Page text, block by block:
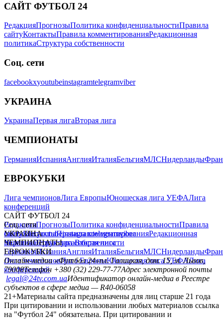
САЙТ ФУТБОЛ 24
РедакцияПрогнозыПолитика конфиденциальностиПравила
сайтуКонтактыПравила комментированияРедакционная
политикаСтруктура собственности
Соц. сети
facebookxyoutubeinstagramtelegramviber
УКРАИНА
УкраинаПервая лигаВторая лига
ЧЕМПИОНАТЫ
ГерманияИспанияАнглияИталияБельгияМЛСНидерланды
ЕВРОКУБКИ
Лига чемпионовЛига ЕвропыЮношеская лига УЕФАЛига
конференций
САЙТ ФУТБОЛ 24
РедакцияПрогнозыПолитика конфиденциальностиПравила
сайтуКонтактыПравила комментированияРедакционная
политикаСтруктура собственности
Соц. сети
facebookxyoutubeinstagramtelegramviber
УКРАИНА
УкраинаПервая лигаВторая лига
ЧЕМПИОНАТЫ
ГерманияИспанияАнглияИталияБельгияМЛСНидерланды
ЕВРОКУБКИ
Лига чемпионовЛига ЕвропыЮношеская лига УЕФАЛига
конференций
Онлайн-медиа «Футбол 24»пл. Галицкая, дом. 15, м. Львов,
79008Телефон +380 (32) 229-77-77Адрес электронной почты
legal@24tv.com.uaИдентификатор онлайн-медиа в Реестре
субъектов в сфере медиа — R40-06058
21+Материалы сайта предназначены для лиц старше 21 года
При цитировании и использовании любых материалов ссылка
на "Футбол 24" обязательна. При цитировании и